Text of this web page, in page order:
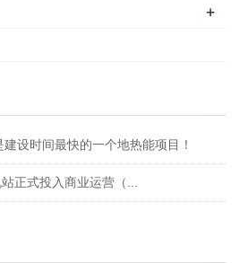
+
设时间最快的一个地热能项目！
正式投入商业运营（...